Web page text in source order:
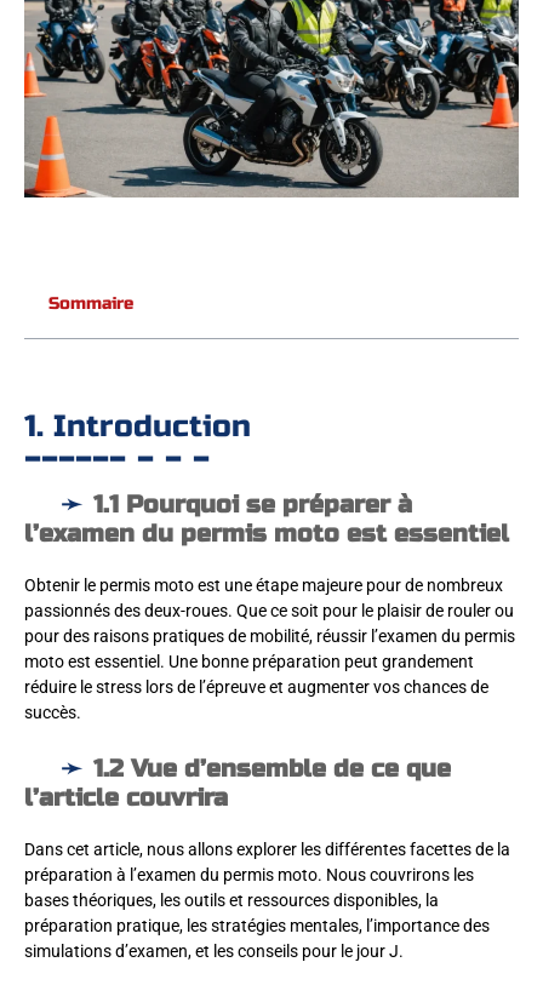
Sommaire
1. Introduction
1.1 Pourquoi se préparer à
l’examen du permis moto est essentiel
Obtenir le permis moto est une étape majeure pour de nombreux
passionnés des deux-roues. Que ce soit pour le plaisir de rouler ou
pour des raisons pratiques de mobilité, réussir l’examen du permis
moto est essentiel. Une bonne préparation peut grandement
réduire le stress lors de l’épreuve et augmenter vos chances de
succès.
1.2 Vue d’ensemble de ce que
l’article couvrira
Dans cet article, nous allons explorer les différentes facettes de la
préparation à l’examen du permis moto. Nous couvrirons les
bases théoriques, les outils et ressources disponibles, la
préparation pratique, les stratégies mentales, l’importance des
simulations d’examen, et les conseils pour le jour J.